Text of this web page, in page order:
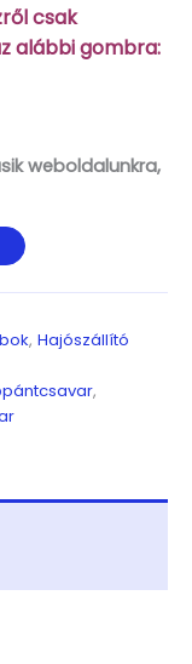
csak
alábbi gombra:
weboldalunkra,
, Hajószállító
,